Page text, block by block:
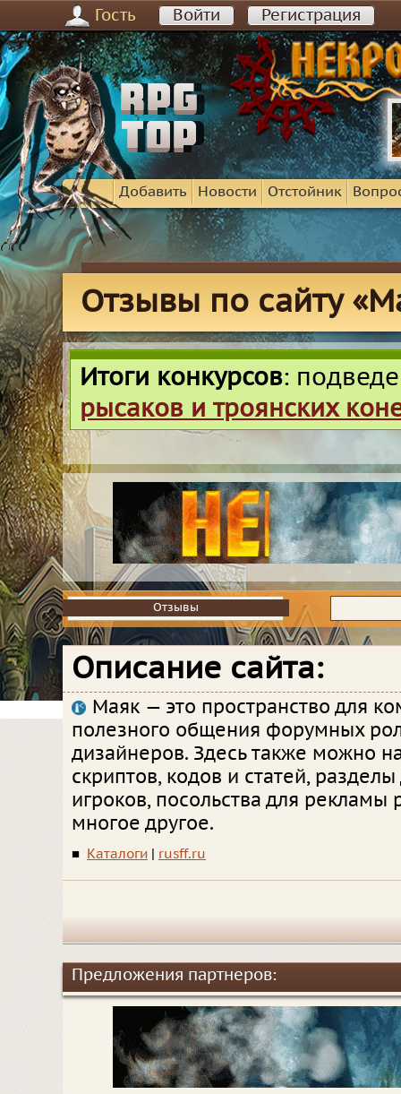
Гость Войти Регистрация
Добавить Новости Отстойник
Отзывы по сайту
Итоги конкурсов:
рысаков и троянских
Отзывы
Отзывы
Описание сайта:
Маяк — это пространство для
полезного общения форумных
дизайнеров. Здесь также можно
скриптов, кодов и статей,
игроков, посольства для рекламы
многое другое.
■ Каталоги | rusff.ru
Предложения партнеров: